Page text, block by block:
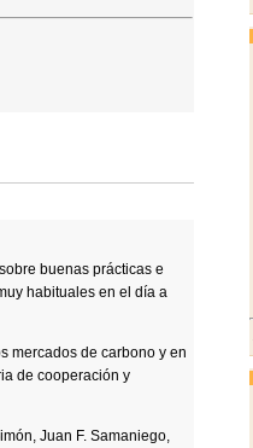
buenas prácticas e
habituales en el día a
mercados de carbono y en
de cooperación y
Juan F. Samaniego,